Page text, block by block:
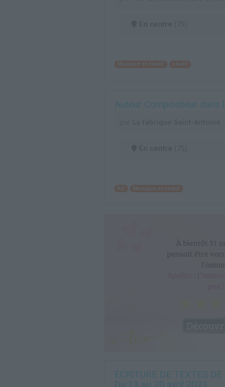
Auteur Compositeur dans
ÉCRITURE DE TEXTES
Du 13 au 20 avril 2023